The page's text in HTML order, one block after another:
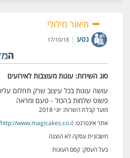
תיאור מילולי
נטע |
17/10/18
סוג השירות: עוגות מעוצבות לאירועים
עושה עוגות בכל עיצוב שרק תחלום עליו
פשוט שלמות בהכול - טעם ומראה
מועד קבלת השרות: יוני 2018
אתר אינטרנט: http://www.magicakes.co.il/
חשבונית עסקה לא הוצגה
בעל העסק: קסם העוגות